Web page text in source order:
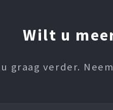
Wilt u
graag verder.